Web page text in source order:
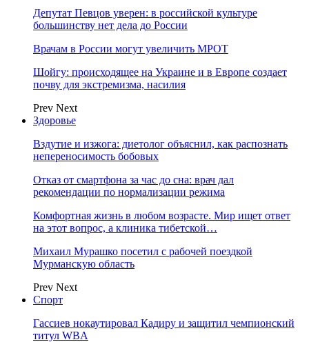
Депутат Певцов уверен: в российской культуре
большинству нет дела до России
Врачам в России могут увеличить МРОТ
Шойгу: происходящее на Украине и в Европе создает
почву для экстремизма, насилия
Prev Next
Здоровье
Вздутие и изжога: диетолог объяснил, как распознать
непереносимость бобовых
Отказ от смартфона за час до сна: врач дал
рекомендации по нормализации режима
Комфортная жизнь в любом возрасте. Мир ищет ответ
на этот вопрос, а клиника тибетской…
Михаил Мурашко посетил с рабочей поездкой
Мурманскую область
Prev Next
Спорт
Гассиев нокаутировал Кадиру и защитил чемпионский
титул WBA